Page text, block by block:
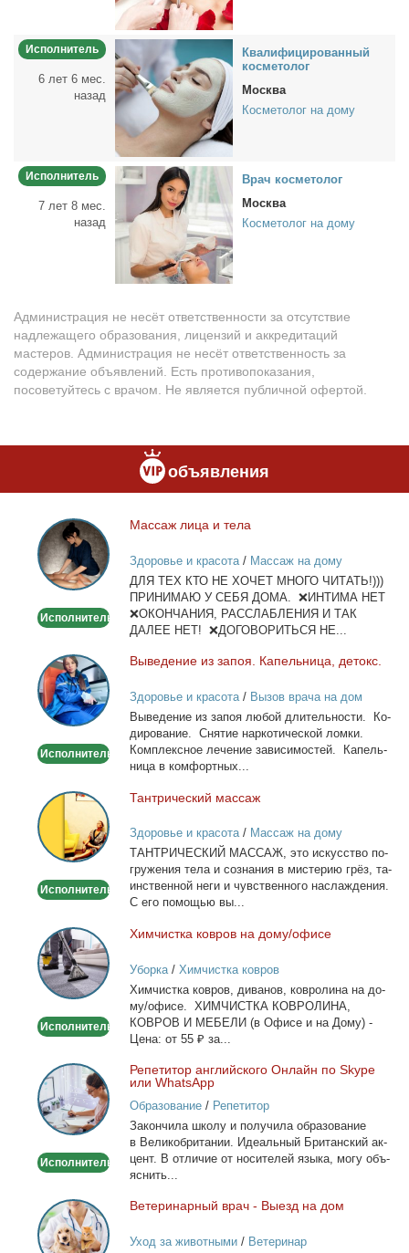
Исполнитель
6 лет 6 мес.
назад
Ква­ли­фи­ци­ро­ван­ный
кос­ме­то­лог
Москва
Косметолог на дому
Исполнитель
7 лет 8 мес.
назад
Врач кос­ме­то­лог
Москва
Косметолог на дому
Администрация не несёт ответственности за отсутствие
надлежащего образования, лицензий и аккредитаций
мастеров. Администрация не несёт ответственность за
содержание объявлений. Есть противопоказания,
посоветуйтесь с врачом. Не является публичной офертой.
объявления
Массаж
лица
и
тела
Исполнитель
Мас­саж ли­ца и те­ла
Здоровье и красота/ Массаж на дому
ДЛЯ ТЕХ КТО НЕ ХОЧЕТ МНОГО ЧИТАТЬ!)))
ПРИНИМАЮ У СЕБЯ ДОМА. ❌ИНТИМА НЕТ
❌ОКОНЧАНИЯ, РАССЛАБЛЕНИЯ И ТАК
ДАЛЕЕ НЕТ! ❌ДОГОВОРИТЬСЯ НЕ...
Выведение
из
запоя.
Капельница,
Исполнитель
Вы­ве­де­ние из за­поя. Ка­пель­ни­ца, де­токс.
Здоровье и красота/ Вызов врача на дом
Вы­ве­де­ние из за­поя лю­бой дли­тель­но­сти. Ко­
ди­ро­ва­ние. Сня­тие нар­ко­ти­че­ской лом­ки.
Ком­плекс­ное ле­че­ние за­ви­си­мо­стей. Ка­пель­
ни­ца в ком­форт­ных...
Тантрический
массаж
Исполнитель
Тан­три­че­ский мас­саж
Здоровье и красота/ Массаж на дому
ТАНТРИЧЕСКИЙ МАССАЖ, это ис­кус­ство по­
гру­же­ния те­ла и со­зна­ния в ми­сте­рию грёз, та­
ин­ствен­ной неги и чув­ствен­но­го на­сла­жде­ния.
С его по­мо­щью вы...
Химчистка
ковров
на
дому/
Исполнитель
Хим­чист­ка ков­ров на до­му/офи­се
Уборка/ Химчистка ковров
Хим­чист­ка ков­ров, ди­ва­нов, ков­ро­ли­на на до­
му/офи­се. ХИМЧИСТКА КОВРОЛИНА,
КОВРОВ И МЕБЕЛИ (в Офи­се и на До­му) -
Це­на: от 55 ₽ за...
Репетитор
английского
Онлайн
по
или
Исполнитель
Ре­пе­ти­тор ан­глий­ско­го Он­лайн по Skype
или WhatsApp
Образование/ Репетитор
За­кон­чи­ла шко­лу и по­лу­чи­ла об­ра­зо­ва­ние
в Ве­ли­ко­бри­та­нии. Иде­аль­ный Бри­тан­ский ак­
цент. В от­ли­чие от но­си­те­лей язы­ка, мо­гу объ­
яс­нить...
Ветеринарный
врач
-
Ве­те­ри­нар­ный врач - Вы­езд на дом
Уход за животными/ Ветеринар